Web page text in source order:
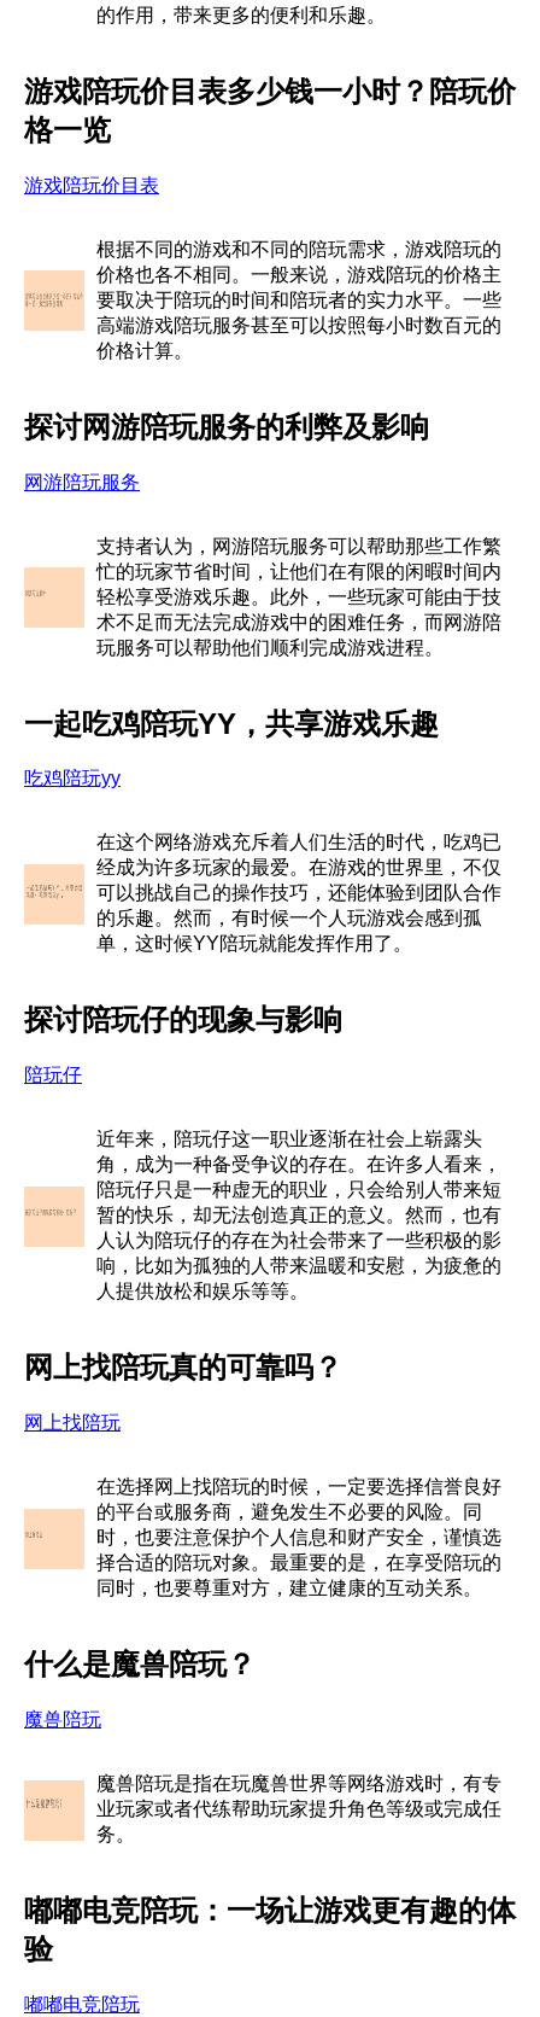
的作用，带来更多的便利和乐趣。
游戏陪玩价目表多少钱一小时？陪玩价
格一览
游戏陪玩价目表
根据不同的游戏和不同的陪玩需求，游戏陪玩的
价格也各不相同。一般来说，游戏陪玩的价格主
要取决于陪玩的时间和陪玩者的实力水平。一些
高端游戏陪玩服务甚至可以按照每小时数百元的
价格计算。
探讨网游陪玩服务的利弊及影响
网游陪玩服务
支持者认为，网游陪玩服务可以帮助那些工作繁
忙的玩家节省时间，让他们在有限的闲暇时间内
轻松享受游戏乐趣。此外，一些玩家可能由于技
术不足而无法完成游戏中的困难任务，而网游陪
玩服务可以帮助他们顺利完成游戏进程。
一起吃鸡陪玩YY，共享游戏乐趣
吃鸡陪玩yy
在这个网络游戏充斥着人们生活的时代，吃鸡已
经成为许多玩家的最爱。在游戏的世界里，不仅
可以挑战自己的操作技巧，还能体验到团队合作
的乐趣。然而，有时候一个人玩游戏会感到孤
单，这时候YY陪玩就能发挥作用了。
探讨陪玩仔的现象与影响
陪玩仔
近年来，陪玩仔这一职业逐渐在社会上崭露头
角，成为一种备受争议的存在。在许多人看来，
陪玩仔只是一种虚无的职业，只会给别人带来短
暂的快乐，却无法创造真正的意义。然而，也有
人认为陪玩仔的存在为社会带来了一些积极的影
响，比如为孤独的人带来温暖和安慰，为疲惫的
人提供放松和娱乐等等。
网上找陪玩真的可靠吗？
网上找陪玩
在选择网上找陪玩的时候，一定要选择信誉良好
的平台或服务商，避免发生不必要的风险。同
时，也要注意保护个人信息和财产安全，谨慎选
择合适的陪玩对象。最重要的是，在享受陪玩的
同时，也要尊重对方，建立健康的互动关系。
什么是魔兽陪玩？
魔兽陪玩
魔兽陪玩是指在玩魔兽世界等网络游戏时，有专
业玩家或者代练帮助玩家提升角色等级或完成任
务。
嘟嘟电竞陪玩：一场让游戏更有趣的体
验
嘟嘟电竞陪玩